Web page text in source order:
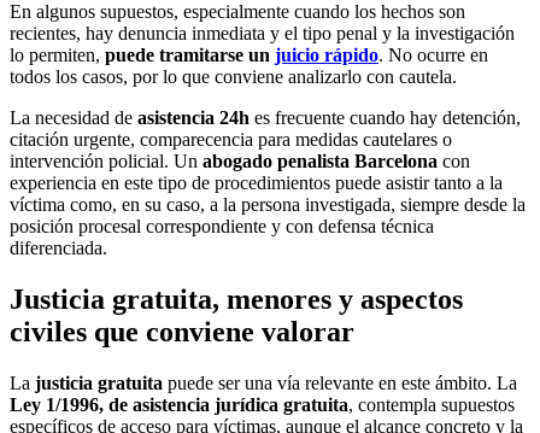
En algunos supuestos, especialmente cuando los hechos son
recientes, hay denuncia inmediata y el tipo penal y la investigación
lo permiten, puede tramitarse un juicio rápido. No ocurre en
todos los casos, por lo que conviene analizarlo con cautela.
La necesidad de asistencia 24h es frecuente cuando hay detención,
citación urgente, comparecencia para medidas cautelares o
intervención policial. Un abogado penalista Barcelona con
experiencia en este tipo de procedimientos puede asistir tanto a la
víctima como, en su caso, a la persona investigada, siempre desde la
posición procesal correspondiente y con defensa técnica
diferenciada.
Justicia gratuita, menores y aspectos
civiles que conviene valorar
La justicia gratuita puede ser una vía relevante en este ámbito. La
Ley 1/1996, de asistencia jurídica gratuita, contempla supuestos
específicos de acceso para víctimas, aunque el alcance concreto y la